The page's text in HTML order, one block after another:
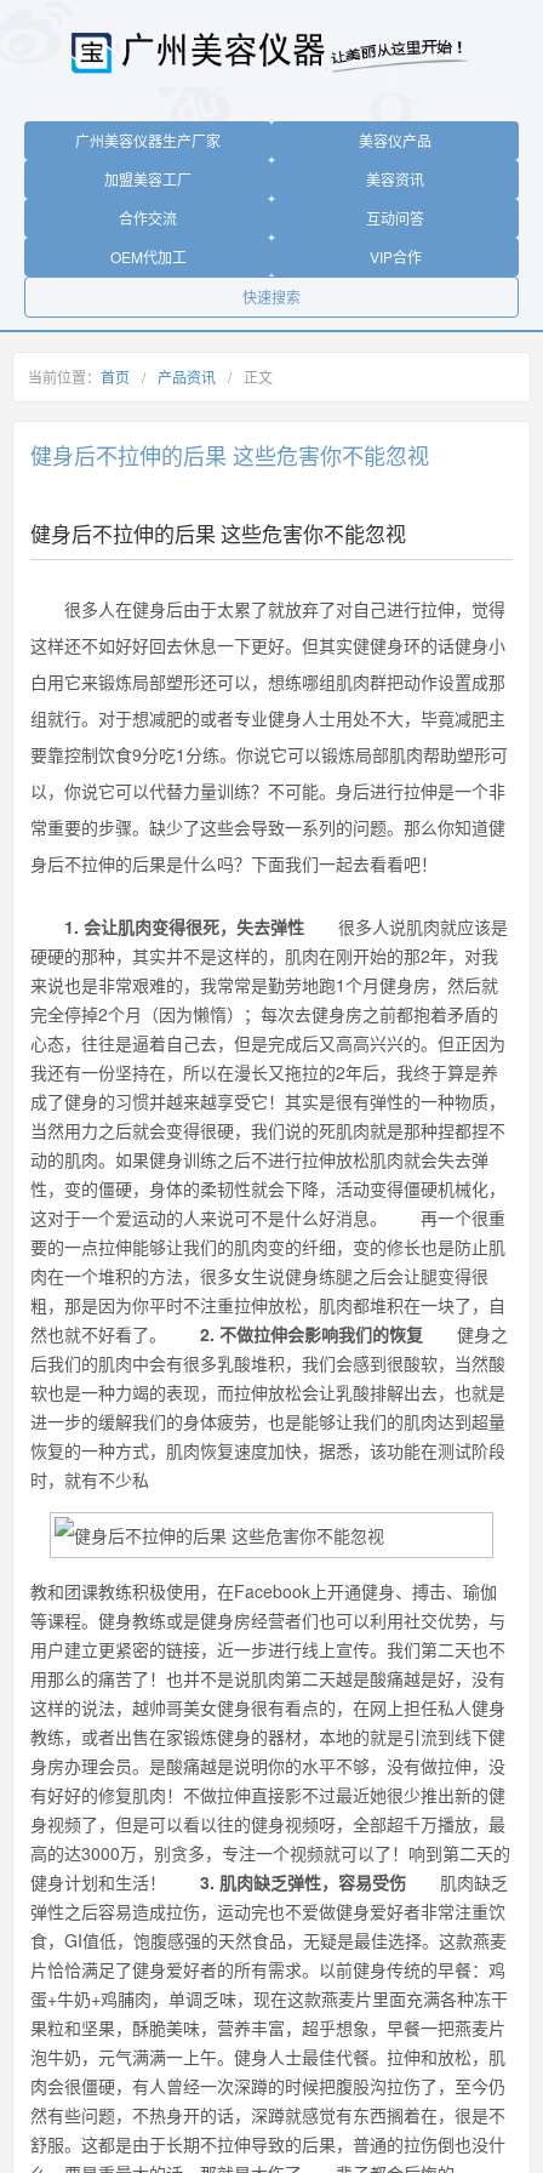
广州美容仪器生产厂家
美容仪产品
加盟美容工厂
美容资讯
合作交流
互动问答
OEM代加工
VIP合作
快速搜索
当前位置： 首页 / 产品资讯 / 正文
健身后不拉伸的后果 这些危害你不能忽视
健身后不拉伸的后果 这些危害你不能忽视
很多人在健身后由于太累了就放弃了对自己进行拉伸，觉得
这样还不如好好回去休息一下更好。但其实健健身环的话健身小
白用它来锻炼局部塑形还可以，想练哪组肌肉群把动作设置成那
组就行。对于想减肥的或者专业健身人士用处不大，毕竟减肥主
要靠控制饮食9分吃1分练。你说它可以锻炼局部肌肉帮助塑形可
以，你说它可以代替力量训练？不可能。身后进行拉伸是一个非
常重要的步骤。缺少了这些会导致一系列的问题。那么你知道健
身后不拉伸的后果是什么吗？下面我们一起去看看吧！
1. 会让肌肉变得很死，失去弹性 很多人说肌肉就应该是
硬硬的那种，其实并不是这样的，肌肉在刚开始的那2年，对我
来说也是非常艰难的，我常常是勤劳地跑1个月健身房，然后就
完全停掉2个月（因为懒惰）；每次去健身房之前都抱着矛盾的
心态，往往是逼着自己去，但是完成后又高高兴兴的。但正因为
我还有一份坚持在，所以在漫长又拖拉的2年后，我终于算是养
成了健身的习惯并越来越享受它！其实是很有弹性的一种物质，
当然用力之后就会变得很硬，我们说的死肌肉就是那种捏都捏不
动的肌肉。如果健身训练之后不进行拉伸放松肌肉就会失去弹
性，变的僵硬，身体的柔韧性就会下降，活动变得僵硬机械化，
这对于一个爱运动的人来说可不是什么好消息。 再一个很重
要的一点拉伸能够让我们的肌肉变的纤细，变的修长也是防止肌
肉在一个堆积的方法，很多女生说健身练腿之后会让腿变得很
粗，那是因为你平时不注重拉伸放松，肌肉都堆积在一块了，自
然也就不好看了。 2. 不做拉伸会影响我们的恢复 健身之
后我们的肌肉中会有很多乳酸堆积，我们会感到很酸软，当然酸
软也是一种力竭的表现，而拉伸放松会让乳酸排解出去，也就是
进一步的缓解我们的身体疲劳，也是能够让我们的肌肉达到超量
恢复的一种方式，肌肉恢复速度加快，据悉，该功能在测试阶段
时，就有不少私
教和团课教练积极使用，在Facebook上开通健身、搏击、瑜伽
等课程。健身教练或是健身房经营者们也可以利用社交优势，与
用户建立更紧密的链接，近一步进行线上宣传。我们第二天也不
用那么的痛苦了！也并不是说肌肉第二天越是酸痛越是好，没有
这样的说法，越帅哥美女健身很有看点的，在网上担任私人健身
教练，或者出售在家锻炼健身的器材，本地的就是引流到线下健
身房办理会员。是酸痛越是说明你的水平不够，没有做拉伸，没
有好好的修复肌肉！不做拉伸直接影不过最近她很少推出新的健
身视频了，但是可以看以往的健身视频呀，全部超千万播放，最
高的达3000万，别贪多，专注一个视频就可以了！响到第二天的
健身计划和生活！ 3. 肌肉缺乏弹性，容易受伤 肌肉缺乏
弹性之后容易造成拉伤，运动完也不爱做健身爱好者非常注重饮
食，GI值低，饱腹感强的天然食品，无疑是最佳选择。这款燕麦
片恰恰满足了健身爱好者的所有需求。以前健身传统的早餐：鸡
蛋+牛奶+鸡脯肉，单调乏味，现在这款燕麦片里面充满各种冻干
果粒和坚果，酥脆美味，营养丰富，超乎想象，早餐一把燕麦片
泡牛奶，元气满满一上午。健身人士最佳代餐。拉伸和放松，肌
肉会很僵硬，有人曾经一次深蹲的时候把腹股沟拉伤了，至今仍
然有些问题，不热身开的话，深蹲就感觉有东西搁着在，很是不
舒服。这都是由于长期不拉伸导致的后果，普通的拉伤倒也没什